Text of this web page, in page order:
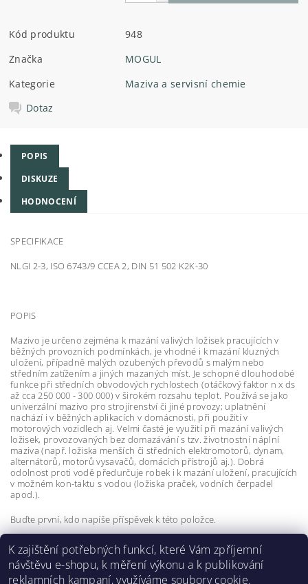
Kód produktu
948
Značka
MOGUL
Kategorie
Maziva a servisní chemie
Dotaz
POPIS
DISKUZE
HODNOCENÍ
SPECIFIKACE
NLGI 2-3, ISO 6743/9 CCEA 2, DIN 51 502 K2K-30
POPIS
Mazivo je určeno zejména k mazání valivých ložisek pracujících v
běžných provozních podmínkách, je vhodné i k mazání kluzných
uložení, případně malých ozubených převodů s malým nebo
středním zatížením a jiných mazaných míst. Je schopné dlouhodobé
funkce při středních obvodových rychlostech (otáčkový faktor n x ds
až cca 250 000 - 300 000) v širokém rozsahu teplot. Používá se jako
univerzální mazivo pro strojírenství či jiné provozy; uplatnění
nachází i v běžných aplikacích v domácnosti, při použití v
motorových vozidlech aj. Velmi časté je využití při mazání valivých
ložisek, provozovaných bez domazávání s tzv. životnostní náplní
maziva (např. ložiska menších či středních elektromotorů, dynam,
alternátorů, motorů vysavačů, domácích přístrojů aj.). Dobrá
odolnost proti vodě předurčuje robek i k mazání uložení, pracujících
v možném kon-taktu s vodou (ložiska praček, vodních čerpadel
apod.).
Buďte první, kdo napíše příspěvek k této položce.
Přidat komentář
Buďte první, kdo napíše příspěvek k této položce.
K zajištění potřebných funkcí, které Vám zpříjemní
návštěvu e-shopu, k měření výkonu a k publikování
reklamních kampaní, využíváme soubory cookie.